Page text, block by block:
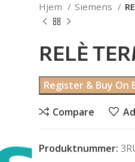
Hjem Siemens
RELÈ
Register & Buy On
Compare
Produktnummer: